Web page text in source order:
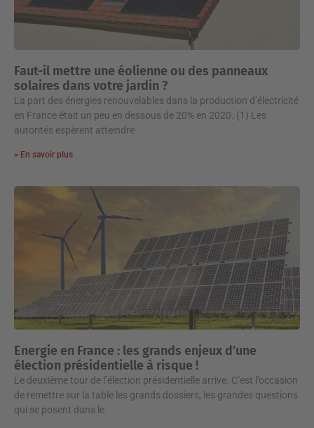
Faut-il mettre une éolienne ou des panneaux
solaires dans votre jardin ?
La part des énergies renouvelables dans la production d’électricité
en France était un peu en dessous de 20% en 2020. (1) Les
autorités espèrent atteindre
> En savoir plus
Energie en France : les grands enjeux d’une
élection présidentielle à risque !
Le deuxième tour de l’élection présidentielle arrive. C’est l’occasion
de remettre sur la table les grands dossiers, les grandes questions
qui se posent dans le